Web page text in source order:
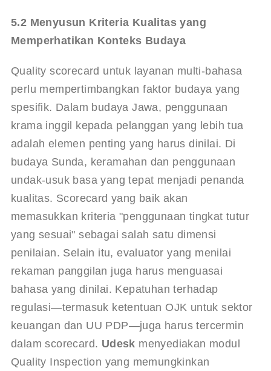
5.2 Menyusun Kriteria Kualitas yang
Memperhatikan Konteks Budaya
Quality scorecard untuk layanan multi-bahasa
perlu mempertimbangkan faktor budaya yang
spesifik. Dalam budaya Jawa, penggunaan
krama inggil kepada pelanggan yang lebih tua
adalah elemen penting yang harus dinilai. Di
budaya Sunda, keramahan dan penggunaan
undak-usuk basa yang tepat menjadi penanda
kualitas. Scorecard yang baik akan
memasukkan kriteria "penggunaan tingkat tutur
yang sesuai" sebagai salah satu dimensi
penilaian. Selain itu, evaluator yang menilai
rekaman panggilan juga harus menguasai
bahasa yang dinilai. Kepatuhan terhadap
regulasi—termasuk ketentuan OJK untuk sektor
keuangan dan UU PDP—juga harus tercermin
dalam scorecard. Udesk menyediakan modul
Quality Inspection yang memungkinkan